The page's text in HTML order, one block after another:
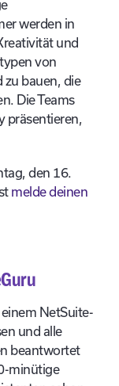
werden in
und
von
zu bauen, die
Die Teams
präsentieren,
den 16.
melde deinen
NetSuite-
und alle
beantwortet
minütige